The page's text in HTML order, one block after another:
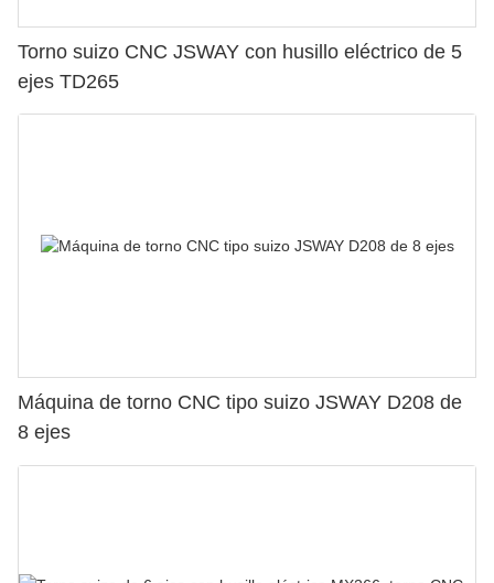
Torno suizo CNC JSWAY con husillo eléctrico de 5
ejes TD265
Máquina de torno CNC tipo suizo JSWAY D208 de
8 ejes